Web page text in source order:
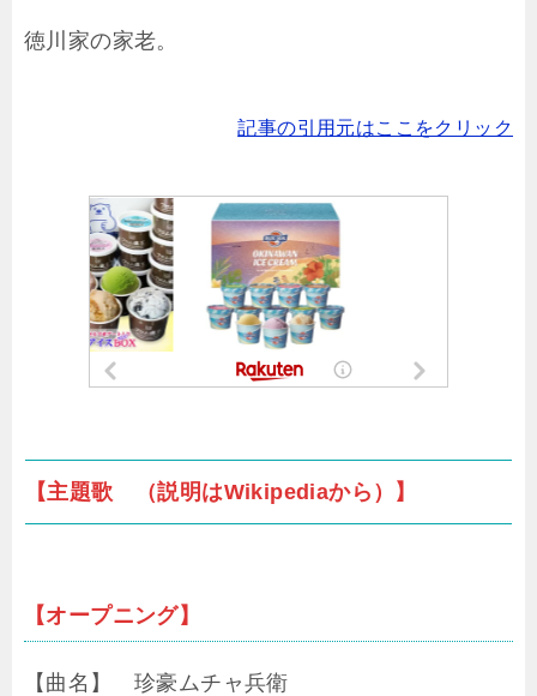
徳川家の家老。
記事の引用元はここをクリック
【主題歌 （説明はWikipediaから）】
【オープニング】
【曲名】 珍豪ムチャ兵衛